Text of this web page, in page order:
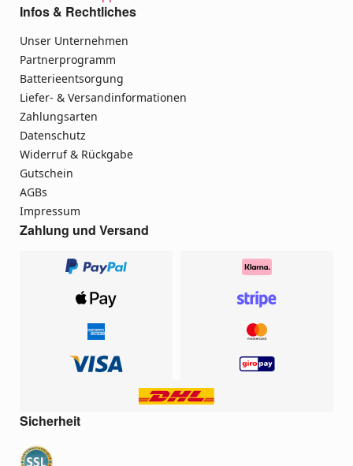
Infos & Rechtliches
Unser Unternehmen
Partnerprogramm
Batterieentsorgung
Liefer- & Versandinformationen
Zahlungsarten
Datenschutz
Widerruf & Rückgabe
Gutschein
AGBs
Impressum
Zahlung und Versand
Sicherheit